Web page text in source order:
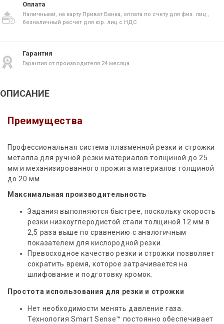
Оплата
Наличными, на карту Приват Банка, оплата по счету для физ. лиц ,
безналичный расчет для юр. лиц с НДС
Гарантия
Гарантия от производителя 24 месяца
ОПИСАНИЕ
Преимущества
Профессиональная система плазменной резки и строжки
металла для ручной резки материалов толщиной до 25
мм и механизированного прожига материалов толщиной
до 20 мм
Максимальная производительность
Задания выполняются быстрее, поскольку скорость
резки низкоуглеродистой стали толщиной 12 мм в
2,5 раза выше по сравнению с аналогичным
показателем для кислородной резки.
Превосходное качество резки и строжки позволяет
сократить время, которое затрачивается на
шлифование и подготовку кромок.
Простота использования для резки и строжки
Нет необходимости менять давление газа.
Технология Smart Sense™ постоянно обеспечивает